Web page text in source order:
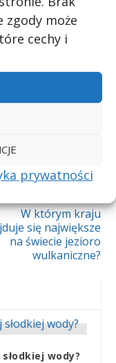
zgody może
cechy i
prywatności
NASTĘPNY
W którym kraju
się największe
na świecie jezioro
wulkaniczne?
wody?